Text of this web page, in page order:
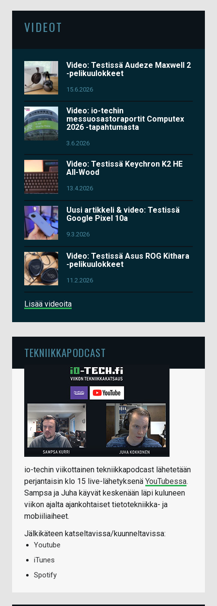
VIDEOT
Video: Testissä Audeze Maxwell 2
-pelikuulokkeet
15.6.2026
Video: io-techin
messuosastoraportit Computex
2026 -tapahtumasta
3.6.2026
Video: Testissä Keychron K2 HE
All-Wood
13.4.2026
Uusi artikkeli & video: Testissä
Google Pixel 10a
9.3.2026
Video: Testissä Asus ROG Kithara
-pelikuulokkeet
11.2.2026
Lisää videoita
TEKNIIKKAPODCAST
io-techin viikottainen tekniikkapodcast lähetetään
perjantaisin klo 15 live-lähetyksenä YouTubessa.
Sampsa ja Juha käyvät keskenään läpi kuluneen
viikon ajalta ajankohtaiset tietotekniikka- ja
mobiiliaiheet.
Jälkikäteen katseltavissa/kuunneltavissa:
Youtube
iTunes
Spotify